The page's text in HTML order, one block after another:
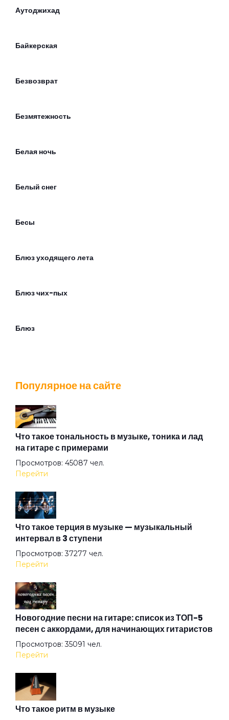
Аутоджихад
Байкерская
Безвозврат
Безмятежность
Белая ночь
Белый снег
Бесы
Блюз уходящего лета
Блюз чих-пых
Блюз
В аду
В подвенечном
Василиск
Вернемся в Питер
Война
Волк
Волчье лето
Популярное на сайте
Что такое тональность в музыке, тоника и лад
на гитаре с примерами
Просмотров: 45087 чел.
Перейти
Что такое терция в музыке — музыкальный
интервал в 3 ступени
Просмотров: 37277 чел.
Перейти
Новогодние песни на гитаре: список из ТОП-5
песен с аккордами, для начинающих гитаристов
Просмотров: 35091 чел.
Перейти
Что такое ритм в музыке